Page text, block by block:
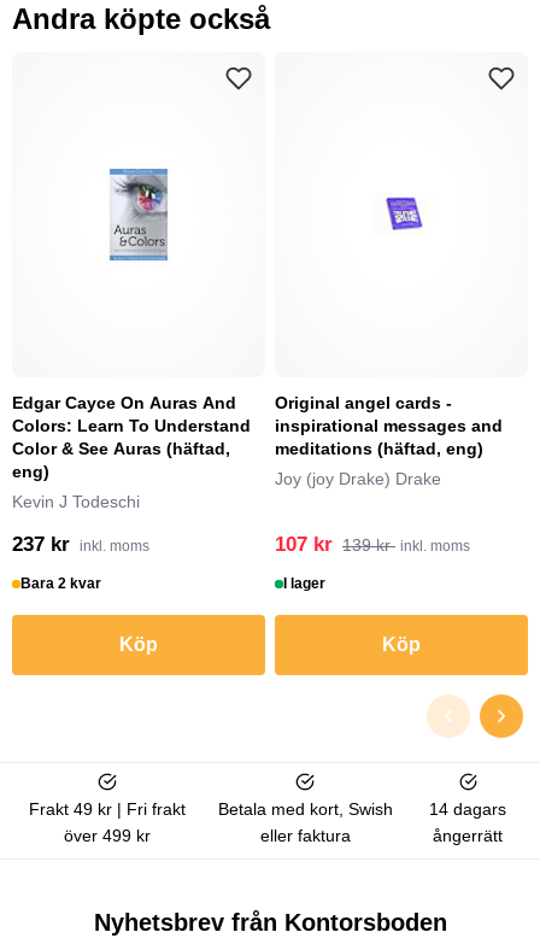
Andra köpte också
Edgar Cayce On Auras And
Colors: Learn To Understand
Color & See Auras (häftad,
eng)
Kevin J Todeschi
237 kr inkl. moms
Bara 2 kvar
Köp
Original angel cards -
inspirational messages and
meditations (häftad, eng)
Joy (joy Drake) Drake
107 kr 139 kr inkl. moms
I lager
Köp
Frakt 49 kr | Fri frakt
över 499 kr
Betala med kort, Swish
eller faktura
14 dagars
ångerrätt
Nyhetsbrev från Kontorsboden